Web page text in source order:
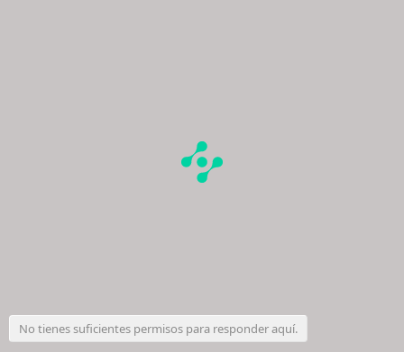
No tienes suficientes permisos para responder aquí.